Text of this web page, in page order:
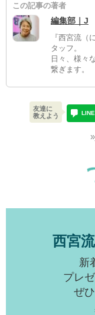
この記事の著者
編集部｜J
『西宮流（
タッフ。
日々、様々
繋ぎます。
友達に
教えよう
LINE
»
西宮
新
プレ
ぜ